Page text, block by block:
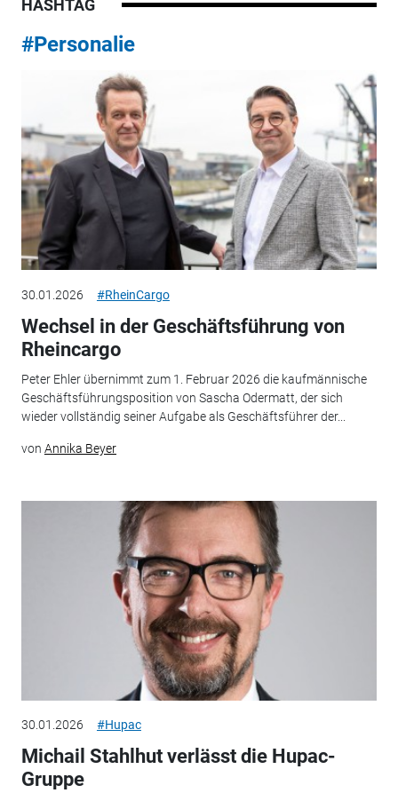
HASHTAG
#Personalie
30.01.2026 #RheinCargo
Wechsel in der Geschäftsführung von
Rheincargo
Peter Ehler übernimmt zum 1. Februar 2026 die kaufmännische
Geschäftsführungsposition von Sascha Odermatt, der sich
wieder vollständig seiner Aufgabe als Geschäftsführer der...
von Annika Beyer
30.01.2026 #Hupac
Michail Stahlhut verlässt die Hupac-
Gruppe